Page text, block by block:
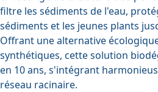
filtre les sédiments de l'eau,
sédiments et les jeunes plants
Offrant une alternative
synthétiques, cette solution
en 10 ans, s'intégrant
réseau racinaire.